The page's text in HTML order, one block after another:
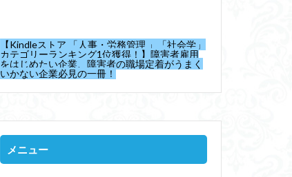
【Kindleストア 「人事・労務管理 」「社会学」
カテゴリーランキング1位獲得！】障害者雇用
をはじめたい企業、障害者の職場定着がうまく
いかない企業必見の一冊！
メニュー